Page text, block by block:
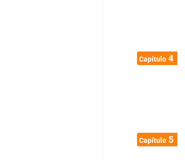
Capítulo4
Capítulo5